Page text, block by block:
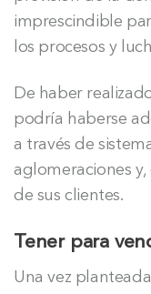
imprescindible
los procesos y
De haber
podría haberse
a través de
aglomeraciones
de sus clientes.
Tener para
Una vez